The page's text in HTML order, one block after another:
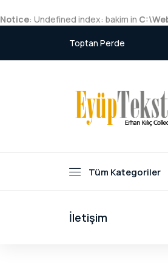
Notice: Undefined index: bakim in
Toptan Perde
Tüm Kategoriler
İletişim